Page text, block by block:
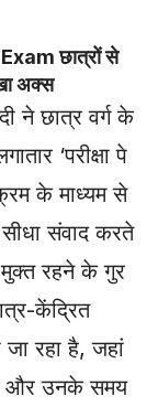
छात्रों से
अक्स
ने छात्र वर्ग के
‘परीक्षा पे
के माध्यम से
संवाद करते
मुक्त रहने के गुर
केंद्रित
जा रहा है, जहां
और उनके समय